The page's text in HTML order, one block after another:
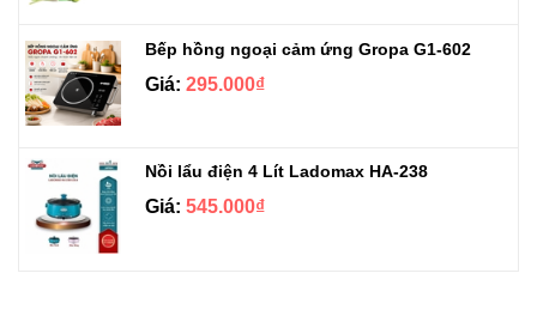
Bếp hồng ngoại cảm ứng Gropa G1-602
Giá: 295.000₫
Nồi lẩu điện 4 Lít Ladomax HA-238
Giá: 545.000₫